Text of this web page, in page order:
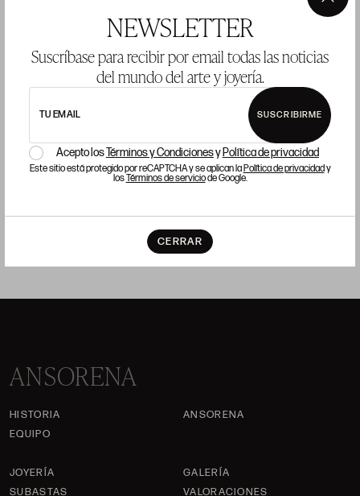
NEWSLETTER
Suscríbase para recibir por email todas las noticias
del mundo del arte y joyería.
TU EMAIL SUSCRIBIRME
Acepto losTérminos y Condicionesy Política de privacidad
Este sitio está protegido por reCAPTCHA y se aplican laPolítica de privacidady
losTérminos de serviciode Google.
CERRAR
×
CADENA Y COLGANTE DE ORO Y PLATA CON
TURQUESA Y DIAMANTES
Precio salida 350 € COMPRAR
ANSORENA
HISTORIA
ANSORENA
EQUIPO
JOYERÍA
GALERÍA
SUBASTAS
VALORACIONES